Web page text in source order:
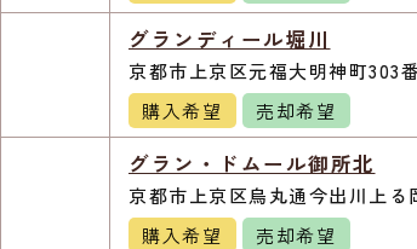
グランディール堀川
京都市上京区元福大明神町303
購入希望
売却希望
グラン・ドムール御所北
京都市上京区烏丸通今出川上る
購入希望
売却希望